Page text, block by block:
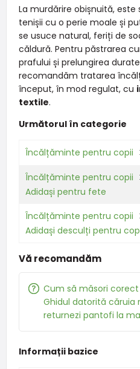
La murdărire obișnuită,
tenișii cu o perie moale și
se usuce natural, feriți de
căldură. Pentru păstrarea
prafului și prelungirea
recomandăm tratarea
început, în mod regulat, cu
textile.
Următorul în categorie
Încălțăminte pentru copii
Încălțăminte pentru copii
Adidași pentru fete
Încălțăminte pentru copii
Adidași desculți pentru
Vă recomandăm
Cum să măsori
Ghidul datorită căruia
returnezi pantofi la
Informații bazice